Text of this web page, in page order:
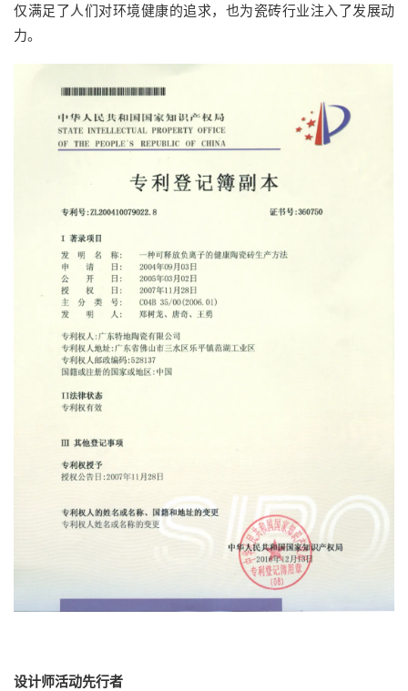
仅满足了人们对环境健康的追求，也为瓷砖行业注入了发展动
力。
设计师活动先行者